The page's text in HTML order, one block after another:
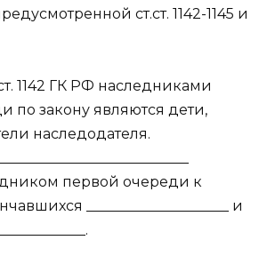
ст.ст. 1142-1145 и
1142 ГК РФ наследниками
по закону являются дети,
наследодателя.
первой очереди к
____________________ и